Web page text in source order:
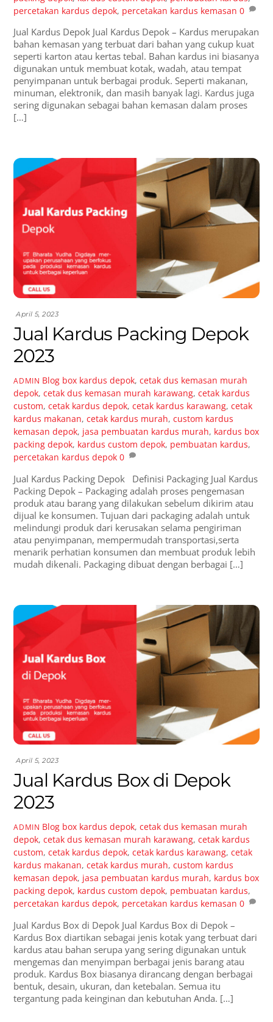
percetakan kardus depok, percetakan kardus kemasan 0
Jual Kardus Depok Jual Kardus Depok – Kardus merupakan
bahan kemasan yang terbuat dari bahan yang cukup kuat
seperti karton atau kertas tebal. Bahan kardus ini biasanya
digunakan untuk membuat kotak, wadah, atau tempat
penyimpanan untuk berbagai produk. Seperti makanan,
minuman, elektronik, dan masih banyak lagi. Kardus juga
sering digunakan sebagai bahan kemasan dalam proses
[…]
April 5, 2023
Jual Kardus Packing Depok
2023
ADMIN Blog box kardus depok,cetak dus kemasan murah
depok,cetak dus kemasan murah karawang,cetak kardus
custom,cetak kardus depok,cetak kardus karawang,cetak
kardus makanan,cetak kardus murah,custom kardus
kemasan depok, jasa pembuatan kardus murah, kardus box
packing depok, kardus custom depok, pembuatan kardus,
percetakan kardus depok 0
Jual Kardus Packing Depok Definisi Packaging Jual Kardus
Packing Depok – Packaging adalah proses pengemasan
produk atau barang yang dilakukan sebelum dikirim atau
dijual ke konsumen. Tujuan dari packaging adalah untuk
melindungi produk dari kerusakan selama pengiriman
atau penyimpanan, mempermudah transportasi,serta
menarik perhatian konsumen dan membuat produk lebih
mudah dikenali. Packaging dibuat dengan berbagai […]
April 5, 2023
Jual Kardus Box di Depok
2023
ADMIN Blog box kardus depok,cetak dus kemasan murah
depok,cetak dus kemasan murah karawang,cetak kardus
custom,cetak kardus depok,cetak kardus karawang,cetak
kardus makanan,cetak kardus murah,custom kardus
kemasan depok, jasa pembuatan kardus murah, kardus box
packing depok, kardus custom depok, pembuatan kardus,
percetakan kardus depok, percetakan kardus kemasan 0
Jual Kardus Box di Depok Jual Kardus Box di Depok –
Kardus Box diartikan sebagai jenis kotak yang terbuat dari
kardus atau bahan serupa yang sering digunakan untuk
mengemas dan menyimpan berbagai jenis barang atau
produk. Kardus Box biasanya dirancang dengan berbagai
bentuk, desain, ukuran, dan ketebalan. Semua itu
tergantung pada keinginan dan kebutuhan Anda. […]